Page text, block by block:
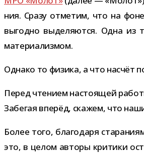
ния. Сразу отме­тим, что на
выгодно выде­ля­ются. Одна из
материализмом.
Однако то физика, а что насчёт
Перед чте­нием насто­я­щей
Забегая впе­рёд, ска­жем, что
Более того, бла­го­даря
это, в целом авторы кри­тики